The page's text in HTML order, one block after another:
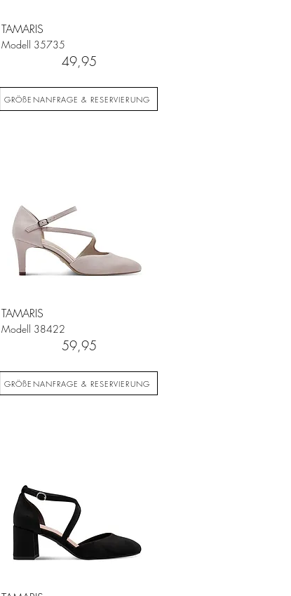
TAMARIS
35735
Modell
49,95
GRÖßENANFRAGE & RESERVIERUNG
TAMARIS
38422
Modell
59,95
GRÖßENANFRAGE & RESERVIERUNG